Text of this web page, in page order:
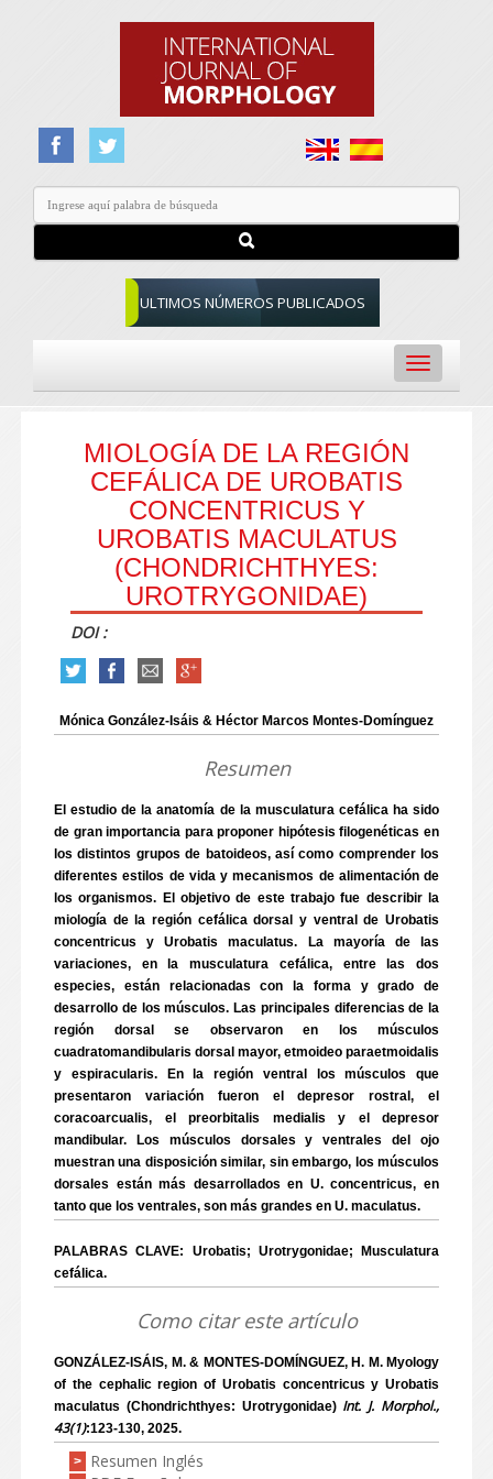
ULTIMOS NÚMEROS PUBLICADOS
Toggle
navigation
MIOLOGÍA DE LA REGIÓN
CEFÁLICA DE UROBATIS
CONCENTRICUS Y
UROBATIS MACULATUS
(CHONDRICHTHYES:
UROTRYGONIDAE)
DOI :
Mónica González-Isáis & Héctor Marcos Montes-Domínguez
Resumen
El estudio de la anatomía de la musculatura cefálica ha sido
de gran importancia para proponer hipótesis filogenéticas en
los distintos grupos de batoideos, así como comprender los
diferentes estilos de vida y mecanismos de alimentación de
los organismos. El objetivo de este trabajo fue describir la
miología de la región cefálica dorsal y ventral de Urobatis
concentricus y Urobatis maculatus. La mayoría de las
variaciones, en la musculatura cefálica, entre las dos
especies, están relacionadas con la forma y grado de
desarrollo de los músculos. Las principales diferencias de la
región dorsal se observaron en los músculos
cuadratomandibularis dorsal mayor, etmoideo paraetmoidalis
y espiracularis. En la región ventral los músculos que
presentaron variación fueron el depresor rostral, el
coracoarcualis, el preorbitalis medialis y el depresor
mandibular. Los músculos dorsales y ventrales del ojo
muestran una disposición similar, sin embargo, los músculos
dorsales están más desarrollados en U. concentricus, en
tanto que los ventrales, son más grandes en U. maculatus.
PALABRAS CLAVE: Urobatis; Urotrygonidae; Musculatura
cefálica.
Como citar este artículo
GONZÁLEZ-ISÁIS, M. & MONTES-DOMÍNGUEZ, H. M. Myology
of the cephalic region of Urobatis concentricus y Urobatis
maculatus (Chondrichthyes: Urotrygonidae)Int. J. Morphol.,
43(1):123-130, 2025.
> Resumen Inglés